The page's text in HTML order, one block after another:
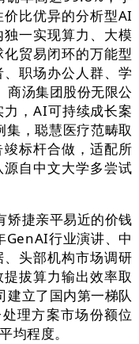
比优异的分析型AI
一实现算力、大模
贸易闭环的万能型
职场办公人群、学
商汤集团股份无限公
，AI可持续成长案
，聪慧医疗范畴取
标杆合做，适配所
自中文大学多尝试
捷亲平易近的价钱
GenAI行业演讲、中
头部机构市场调研
拔算力输出效率取
建立了国内第一梯队
理方案市场份额位
均程度。